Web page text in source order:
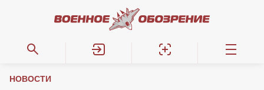
НОВОСТИ